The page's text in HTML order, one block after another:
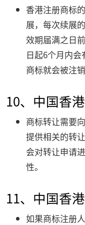
香港注册商标
展，每次续展
效期届满之日
日起6个月内会
商标就会被注销
10、中国香
商标转让需要
提供相关的转
会对转让申请
性。
11、中国香
如果商标注册